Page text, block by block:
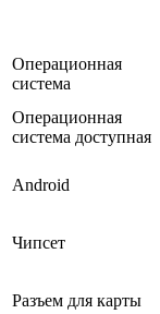
Операционная
система
Операционная
система доступная
Android
Чипсет
Разъем для карты